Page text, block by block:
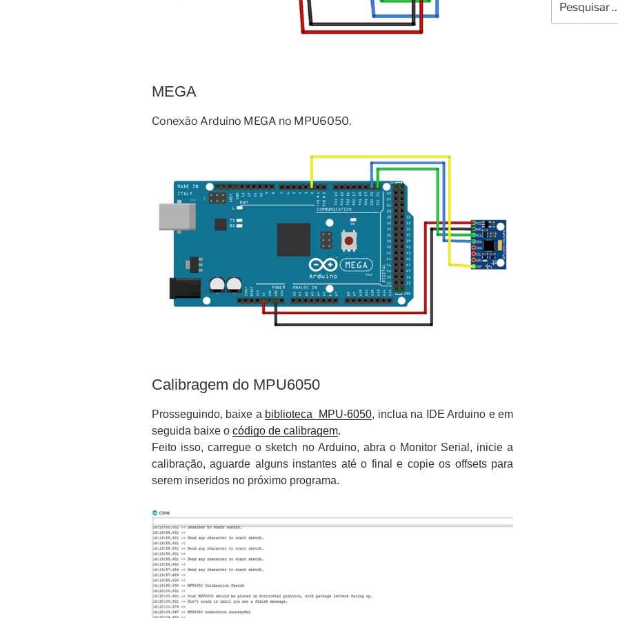
MEGA
Conexão Arduino MEGA no MPU6050.
Calibragem do MPU6050
Prosseguindo, baixe a biblioteca MPU-6050, inclua na IDE Arduino e em
seguida baixe o código de calibragem.
Feito isso, carregue o sketch no Arduino, abra o Monitor Serial, inicie a
calibração, aguarde alguns instantes até o final e copie os offsets para
serem inseridos no próximo programa.
por: